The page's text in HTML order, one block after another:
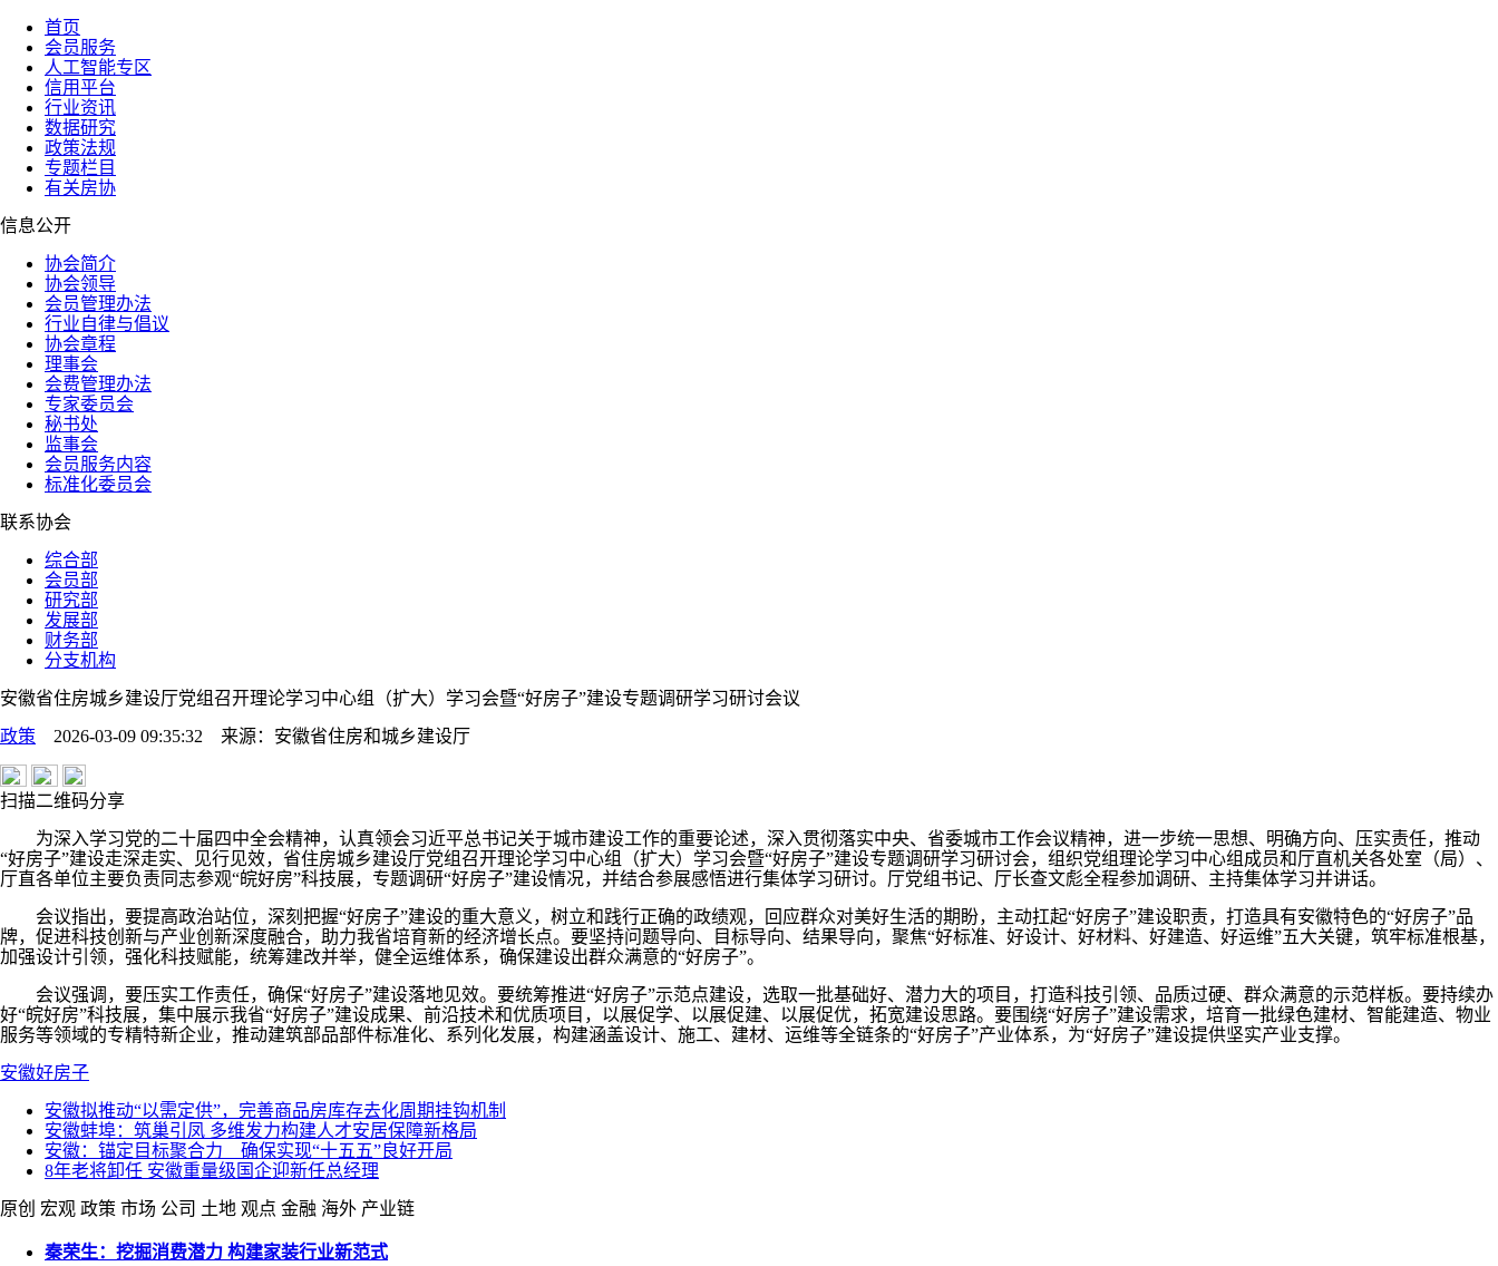
首页
会员服务
人工智能专区
信用平台
行业资讯
数据研究
政策法规
专题栏目
有关房协
信息公开
协会简介
协会领导
会员管理办法
行业自律与倡议
协会章程
理事会
会费管理办法
专家委员会
秘书处
监事会
会员服务内容
标准化委员会
联系协会
综合部
会员部
研究部
发展部
财务部
分支机构
安徽省住房城乡建设厅党组召开理论学习中心组（扩大）学习会暨“好房子”建设专题调研学习研讨会议
政策 2026-03-09 09:35:32 来源： 安徽省住房和城乡建设厅
扫描二维码分享
为深入学习党的二十届四中全会精神，认真领会习近平总书记关于城市建设工作的重要论述，深入贯彻落实中央、省委城市工作会议精神，进一步统一思想、明确方向、压实责任，推动
“好房子”建设走深走实、见行见效，省住房城乡建设厅党组召开理论学习中心组（扩大）学习会暨“好房子”建设专题调研学习研讨会，组织党组理论学习中心组成员和厅直机关各处室（局）、
厅直各单位主要负责同志参观“皖好房”科技展，专题调研“好房子”建设情况，并结合参展感悟进行集体学习研讨。厅党组书记、厅长查文彪全程参加调研、主持集体学习并讲话。
会议指出，要提高政治站位，深刻把握“好房子”建设的重大意义，树立和践行正确的政绩观，回应群众对美好生活的期盼，主动扛起“好房子”建设职责，打造具有安徽特色的“好房子”品
牌，促进科技创新与产业创新深度融合，助力我省培育新的经济增长点。要坚持问题导向、目标导向、结果导向，聚焦“好标准、好设计、好材料、好建造、好运维”五大关键，筑牢标准根基，
加强设计引领，强化科技赋能，统筹建改并举，健全运维体系，确保建设出群众满意的“好房子”。
会议强调，要压实工作责任，确保“好房子”建设落地见效。要统筹推进“好房子”示范点建设，选取一批基础好、潜力大的项目，打造科技引领、品质过硬、群众满意的示范样板。要持续办
好“皖好房”科技展，集中展示我省“好房子”建设成果、前沿技术和优质项目，以展促学、以展促建、以展促优，拓宽建设思路。要围绕“好房子”建设需求，培育一批绿色建材、智能建造、物业
服务等领域的专精特新企业，推动建筑部品部件标准化、系列化发展，构建涵盖设计、施工、建材、运维等全链条的“好房子”产业体系，为“好房子”建设提供坚实产业支撑。
安徽好房子
安徽拟推动“以需定供”，完善商品房库存去化周期挂钩机制
安徽蚌埠：筑巢引凤 多维发力构建人才安居保障新格局
安徽：锚定目标聚合力 确保实现“十五五”良好开局
8年老将卸任 安徽重量级国企迎新任总经理
原创 宏观 政策 市场 公司 土地 观点 金融 海外 产业链
秦荣生：挖掘消费潜力 构建家装行业新范式